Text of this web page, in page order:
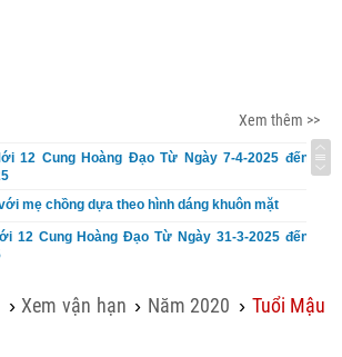
Xem thêm >>
12 Cung Hoàng Đạo Từ Ngày 7-4-2025 đến
mẹ chồng dựa theo hình dáng khuôn mặt
12 Cung Hoàng Đạo Từ Ngày 31-3-2025 đến
›Xem vận hạn › Năm 2020 › Tuổi Mậu